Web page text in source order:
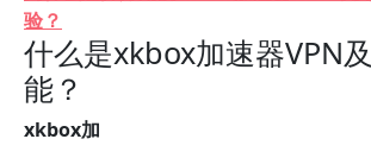
验？
什么是xkbox加速器VPN
能？
xkbox加